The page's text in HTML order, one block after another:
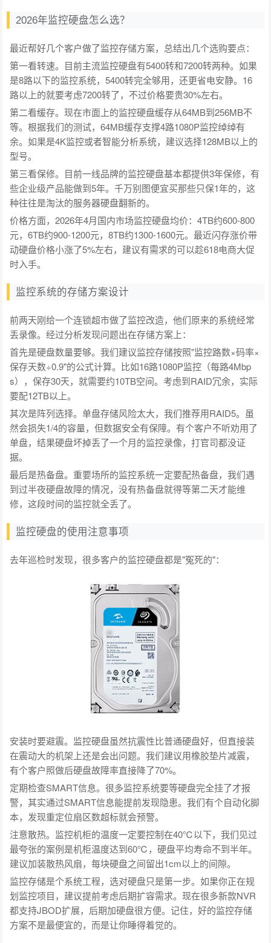
2026年监控硬盘怎么选？
最近帮好几个客户做了监控存储方案，总结出几个选购要点：
第一看转速。目前主流监控硬盘有5400转和7200转两种。如果
是8路以下的监控系统，5400转完全够用，还更省电安静。16
路以上的就要考虑7200转了，不过价格要贵30%左右。
第二看缓存。现在市面上的监控硬盘缓存从64MB到256MB不
等。根据我们的测试，64MB缓存支撑4路1080P监控绰绰有
余。如果是4K监控或者智能分析系统，建议选择128MB以上的
型号。
第三看保修。目前一线品牌的监控硬盘基本都提供3年保修，有
些企业级产品能做到5年。千万别图便宜买那些只保1年的，这
种往往是淘汰的服务器硬盘翻新的。
价格方面，2026年4月国内市场监控硬盘均价：4TB约600-800
元，6TB约900-1200元，8TB约1300-1600元。最近闪存涨价带
动硬盘价格小涨了5%左右，建议有需求的可以趁618电商大促
时入手。
监控系统的存储方案设计
前两天刚给一个连锁超市做了监控改造，他们原来的系统经常
丢录像。经过分析发现问题出在存储方案上：
首先是硬盘数量要够。我们建议监控存储按照"监控路数×码率×
保存天数÷0.9"的公式计算。比如16路1080P监控（每路4Mbp
s），保存30天，就需要约10TB空间。考虑到RAID冗余，实际
要配12TB以上。
其次是阵列选择。单盘存储风险太大，我们推荐用RAID5。虽
然会损失1/4的容量，但数据安全有保障。有个客户不听劝用了
单盘，结果硬盘坏掉丢了一个月的监控录像，打官司都没证
据。
最后是热备盘。重要场所的监控系统一定要配热备盘，我们遇
到过半夜硬盘故障的情况，没有热备盘就得等第二天才能维
修，这段时间的监控就全丢了。
监控硬盘的使用注意事项
去年巡检时发现，很多客户的监控硬盘都是"冤死的"：
安装时要避震。监控硬盘虽然抗震性比普通硬盘好，但直接装
在震动大的机架上还是会出问题。我们建议用橡胶垫片减震，
有个客户照做后硬盘故障率直接降了70%。
定期检查SMART信息。很多监控系统要等硬盘完全挂了才报
警，其实通过SMART信息能提前发现隐患。我们有个自动化脚
本，发现重定位扇区数超标就会预警。
注意散热。监控机柜的温度一定要控制在40℃以下，我们见过
最夸张的案例是机柜温度达到60℃，硬盘平均寿命不到半年。
建议加装散热风扇，每块硬盘之间留出1cm以上的间隙。
监控存储是个系统工程，选对硬盘只是第一步。如果你正在规
划监控项目，建议提前考虑后期扩容需求。现在很多新款NVR
都支持JBOD扩展，后期加硬盘很方便。记住，好的监控存储
方案不是最便宜的，而是让你睡得着觉的。